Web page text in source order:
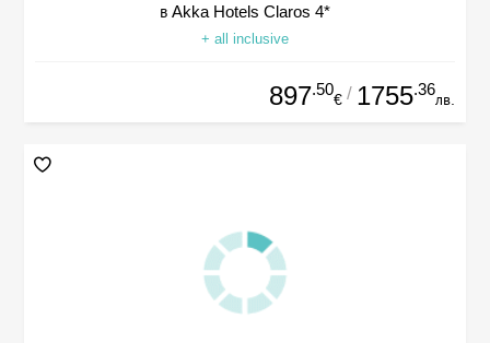
в Akka Hotels Claros 4*
+ all inclusive
897.50
€ / 1755.36
лв.